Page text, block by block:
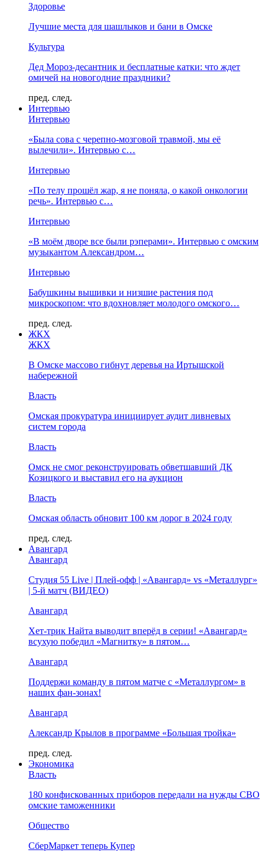
Здоровье
Лучшие места для шашлыков и бани в Омске
Культура
Дед Мороз-десантник и бесплатные катки: что ждет
омичей на новогодние праздники?
пред. след.
Интервью
Интервью
«Была сова с черепно-мозговой травмой, мы её
вылечили». Интервью с…
Интервью
«По телу прошёл жар, я не поняла, о какой онкологии
речь». Интервью с…
Интервью
«В моём дворе все были рэперами». Интервью с омским
музыкантом Александром…
Интервью
Бабушкины вышивки и низшие растения под
микроскопом: что вдохновляет молодого омского…
пред. след.
ЖКХ
ЖКХ
В Омске массово гибнут деревья на Иртышской
набережной
Власть
Омская прокуратура инициирует аудит ливневых
систем города
Власть
Омск не смог реконструировать обветшавший ДК
Козицкого и выставил его на аукцион
Власть
Омская область обновит 100 км дорог в 2024 году
пред. след.
Авангард
Авангард
Студия 55 Live | Плей-офф | «Авангард» vs «Металлург»
| 5-й матч (ВИДЕО)
Авангард
Хет-трик Найта выводит вперёд в серии! «Авангард»
всухую победил «Магнитку» в пятом…
Авангард
Поддержи команду в пятом матче с «Металлургом» в
наших фан-зонах!
Авангард
Александр Крылов в программе «Большая тройка»
пред. след.
Экономика
Власть
180 конфискованных приборов передали на нужды СВО
омские таможенники
Общество
СберМаркет теперь Купер